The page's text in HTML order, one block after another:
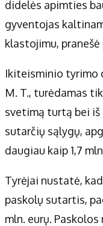
Apie mus
Autoriai
Kontaktai
Redakcijos politika
Receptai
didelės apimties
gyventojas
klastojimu,
Ikiteisminio tyrimo
M. T., turėdamas
svetimą turtą bei iš
sutarčių sąlygų,
daugiau kaip 1,7
Tyrėjai nustatė,
paskolų sutartis,
mln. eurų.